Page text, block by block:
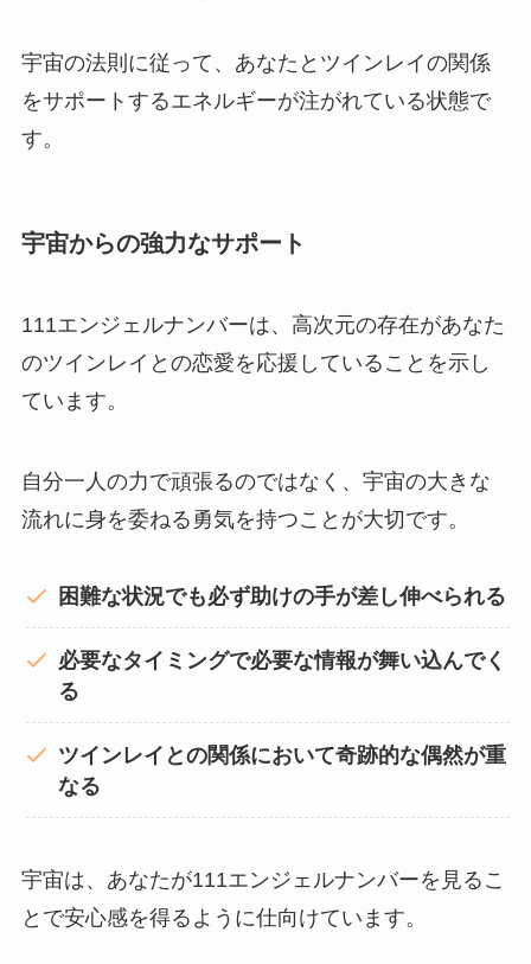
宇宙の法則に従って、あなたとツインレイの関係
をサポートするエネルギーが注がれている状態で
す。
宇宙からの強力なサポート
111エンジェルナンバーは、高次元の存在があなた
のツインレイとの恋愛を応援していることを示し
ています。
自分一人の力で頑張るのではなく、宇宙の大きな
流れに身を委ねる勇気を持つことが大切です。
困難な状況でも必ず助けの手が差し伸べられる
必要なタイミングで必要な情報が舞い込んでく
る
ツインレイとの関係において奇跡的な偶然が重
なる
宇宙は、あなたが111エンジェルナンバーを見るこ
とで安心感を得るように仕向けています。